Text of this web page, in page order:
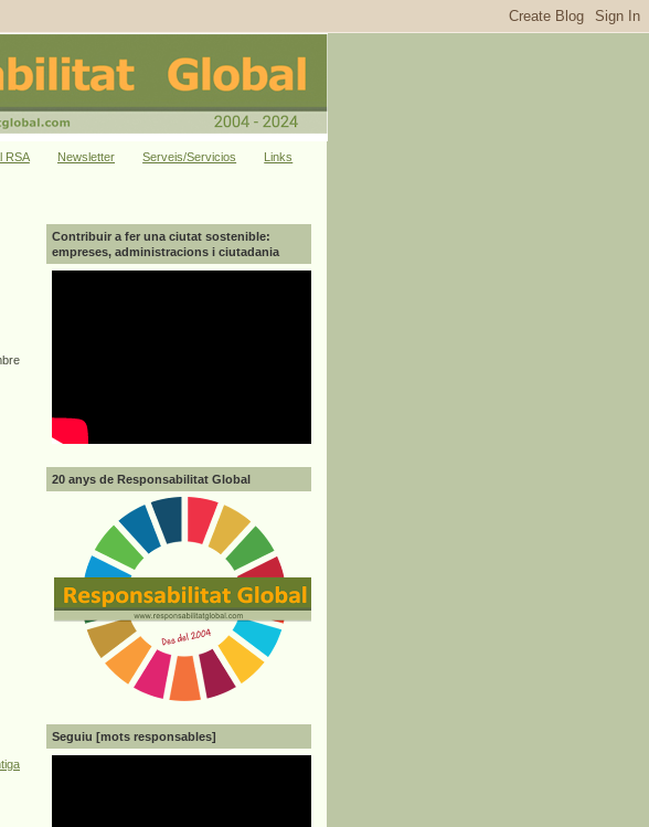
RSA Newsletter Serveis/Servicios Links
Contribuir a fer una ciutat sostenible:
empreses, administracions i ciutadania
20 anys de Responsabilitat Global
Seguiu [mots responsables]